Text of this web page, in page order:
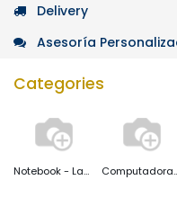
Delivery
Asesoría
Categories
Notebook - Laptop